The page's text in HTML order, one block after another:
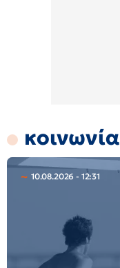
κοινωνία
10.08.2026 - 12:31